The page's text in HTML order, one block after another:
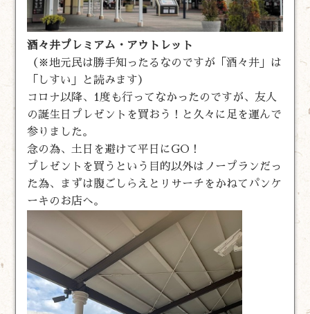
酒々井プレミアム・アウトレット
（※地元民は勝手知ったるなのですが「酒々井」は
「しすい」と読みます）
コロナ以降、1度も行ってなかったのですが、友人
の誕生日プレゼントを買おう！と久々に足を運んで
参りました。
念の為、土日を避けて平日にGO！
プレゼントを買うという目的以外はノープランだっ
た為、まずは腹ごしらえとリサーチをかねてパンケ
ーキのお店へ。